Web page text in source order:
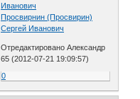
Иванович
Просвирнин (Просвирин)
Сергей Иванович
Отредактировано Александр
65 (2012-07-21 19:09:57)
0